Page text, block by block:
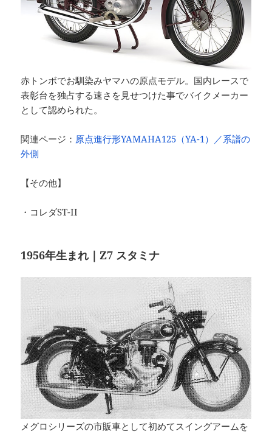
赤トンボでお馴染みヤマハの原点モデル。国内レースで
表彰台を独占する速さを見せつけた事でバイクメーカー
として認められた。
関連ページ： 原点進行形YAMAHA125（YA-1）／系譜の
外側
【その他】
・コレダST-II
1956年生まれ｜Z7 スタミナ
メグロシリーズの市販車として初めてスイングアームを